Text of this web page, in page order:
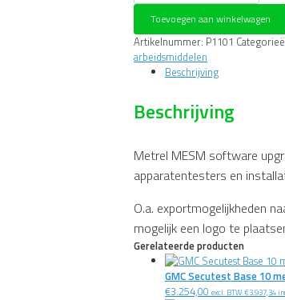
MESM
software
upgrade
aantal
Toevoegen aan winkelwagen
Artikelnummer: P1101
arbeidsmiddelen
Beschrijving
Beschrijving
Metrel MESM software
apparatentesters en
O.a. exportmogelijkheden
mogelijk een logo te
Gerelateerde producten
GMC Secutest Base 10
€3.254,00 excl. BTW €3.937,34